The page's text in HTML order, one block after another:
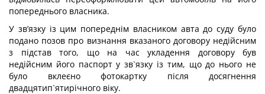
попереднього власника.
У зв’язку із цим попереднім власником авта до суду було
подано позов про визнання вказаного договору недійсним
з підстав того, що на час укладення договору був
недійсним його паспорт у зв`язку із тим, що до нього не
було вклеєно фотокартку після досягнення
двадцятип`ятирічного віку.